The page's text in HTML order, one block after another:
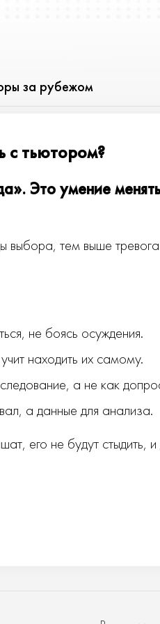
за рубежом
с тьютором?
Это умение
выбора, тем выше
не боясь осуждения.
находить их самому.
а не как
а данные для анализа.
его не будут стыдить,